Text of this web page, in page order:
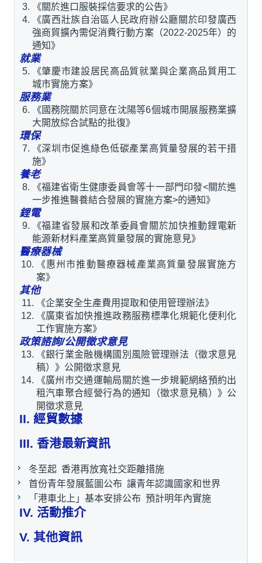
《關於進口服裝採信要求的公告》
《廣西壯族自治區人民政府辦公廳關於印發廣西
強商貿擴內需促消費行動方案（2022-2025年）的
通知》
就業
《肇慶市建設居民高品質就業與企業高品質用工
城市實施方案》
服務業
《國務院關於同意在沈陽等6個城市開展服務業擴
大開放綜合試點的批復》
環保
《深圳市促進綠色低碳產業高質量發展的若干措
施》
養老
《福建省衛生健康委員會等十一部門印發<關於進
一步推進醫養結合發展的實施方案>的通知》
鋰電
《福建省發展和改革委員會關於加快推動鋰電新
能源新材料產業高質量發展的實施意見》
醫療器械
《惠州市推動醫療器械產業高質量發展實施方
案》
其他
《企業安全生產費用提取和使用管理辦法》
《廣東省加快推進政務服務標準化規範化便利化
工作實施方案》
政策諮詢/公開徵求意見
《銀行業金融機構國別風險管理辦法（徵求意見
稿）》公開徵求意見
《廣州市交通運輸局關於進一步規範網絡預約出
租汽車聚合經營行為的通知（徵求意見稿）》公
開徵求意見
II. 經貿數據
III. 香港最新資訊
冬至起 香港再放寬社交距離措施
首份青年發展藍圖公布 讓青年認識國家和世界
「港車北上」基本安排公布 預計明年內實施
IV. 活動推介
V. 其他資訊